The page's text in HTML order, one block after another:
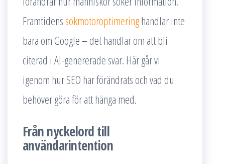
Framtidenssökmotoroptimering handlar inte
bara om Google – det handlar om att bli
citerad i AI-genererade svar. Här går vi
igenom hur SEO har förändrats och vad du
behöver göra för att hänga med.
Från nyckelord till
användarintention